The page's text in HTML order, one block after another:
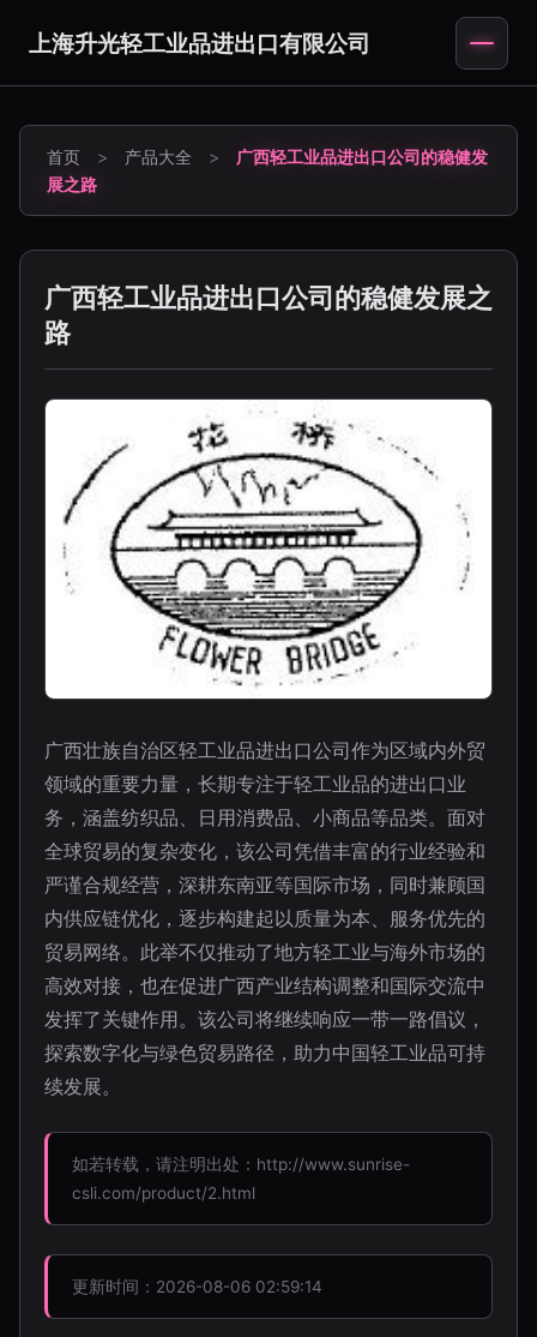
上海升光轻工业品进出口有限公司
首页 > 产品大全 >
广西轻工业品进出口公司的稳健发
展之路
广西轻工业品进出口公司的稳健发展之
路
广西壮族自治区轻工业品进出口公司作为区域内外贸
领域的重要力量，长期专注于轻工业品的进出口业
务，涵盖纺织品、日用消费品、小商品等品类。面对
全球贸易的复杂变化，该公司凭借丰富的行业经验和
严谨合规经营，深耕东南亚等国际市场，同时兼顾国
内供应链优化，逐步构建起以质量为本、服务优先的
贸易网络。此举不仅推动了地方轻工业与海外市场的
高效对接，也在促进广西产业结构调整和国际交流中
发挥了关键作用。该公司将继续响应一带一路倡议，
探索数字化与绿色贸易路径，助力中国轻工业品可持
续发展。
如若转载，请注明出处：http://www.sunrise-
csli.com/product/2.html
更新时间：2026-08-06 02:59:14